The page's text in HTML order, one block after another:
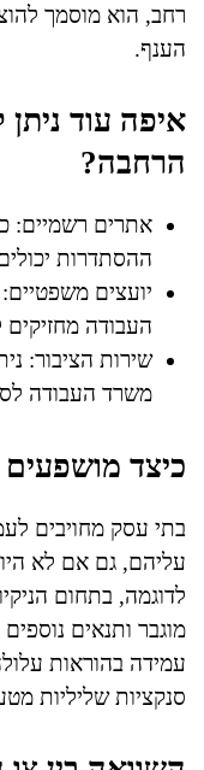
רחב, הוא מוסמך
הענף.
איפה עוד ניתן
הרחבה?
אתרים רשמיים:
ההסתדרות
יועצים משפטיים:
העבודה מחזיקים
שירות הציבור:
משרד העבודה
כיצד
בתי עסק מחויבים
עליהם, גם אם לא
לדוגמה, בתחום
מוגבר ותנאים
עמידה בהוראות
סנקציות שליליות